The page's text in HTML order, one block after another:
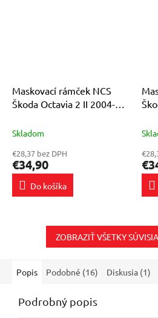
Maskovací rámček NCS
Škoda Octavia 2 II 2004-
9"
Skladom
€28,37 bez DPH
€34,90
Do košíka
9"
ZOBRAZIŤ VŠETKY
Popis Podobné (16) Diskusia (1)
Podrobný popis